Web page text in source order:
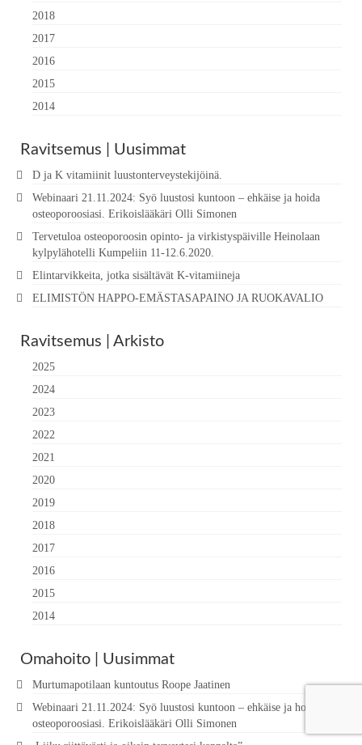
2018
2017
2016
2015
2014
Ravitsemus | Uusimmat
D ja K vitamiinit luustonterveystekijöinä.
Webinaari 21.11.2024: Syö luustosi kuntoon – ehkäise ja hoida
osteoporoosiasi. Erikoislääkäri Olli Simonen
Tervetuloa osteoporoosin opinto- ja virkistyspäiville Heinolaan
kylpylähotelli Kumpeliin 11-12.6.2020.
Elintarvikkeita, jotka sisältävät K-vitamiineja
ELIMISTÖN HAPPO-EMÄSTASAPAINO JA RUOKAVALIO
Ravitsemus | Arkisto
2025
2024
2023
2022
2021
2020
2019
2018
2017
2016
2015
2014
Omahoito | Uusimmat
Murtumapotilaan kuntoutus Roope Jaatinen
Webinaari 21.11.2024: Syö luustosi kuntoon – ehkäise ja hoida
osteoporoosiasi. Erikoislääkäri Olli Simonen